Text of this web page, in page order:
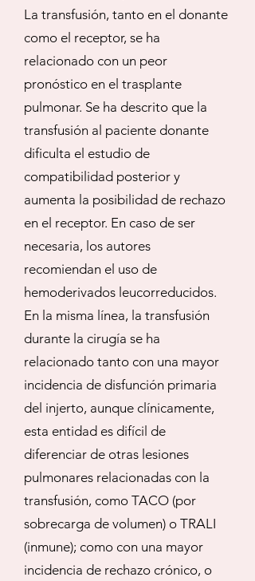
La transfusión, tanto en el donante
como el receptor, se ha
relacionado con un peor
pronóstico en el trasplante
pulmonar. Se ha descrito que la
transfusión al paciente donante
dificulta el estudio de
compatibilidad posterior y
aumenta la posibilidad de rechazo
en el receptor. En caso de ser
necesaria, los autores
recomiendan el uso de
hemoderivados leucorreducidos.
En la misma línea, la transfusión
durante la cirugía se ha
relacionado tanto con una mayor
incidencia de disfunción primaria
del injerto, aunque clínicamente,
esta entidad es difícil de
diferenciar de otras lesiones
pulmonares relacionadas con la
transfusión, como TACO (por
sobrecarga de volumen) o TRALI
(inmune); como con una mayor
incidencia de rechazo crónico, o